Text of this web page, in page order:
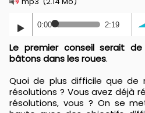
0:00 2:19
Le premier conseil serait de ne pas se mettre de
bâtons dans les roues.
Quoi de plus difficile que de
résolutions ? Vous avez déjà
résolutions, vous ? On se